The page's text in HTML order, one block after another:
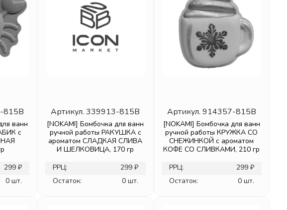
815B
ванн
с
299 ₽
0 шт.
Артикул.339913-815B
[NOKAMI] Бомбочка для ванн
ручной работы РАКУШКА с
ароматом СЛАДКАЯ СЛИВА
И ШЕЛКОВИЦА, 170 гр
РРЦ:
299 ₽
Остаток:
0 шт.
Артикул. 914357-815B
[NOKAMI] Бомбочка для ванн
ручной работы КРУЖКА СО
СНЕЖИНКОЙ с ароматом
КОФЕ СО СЛИВКАМИ, 210 гр
РРЦ:
299 ₽
Остаток:
0 шт.